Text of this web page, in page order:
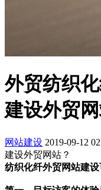
外贸纺织
建设外贸
网站建设 2019-09-12
建设外贸网站？
纺织化纤外贸网站建